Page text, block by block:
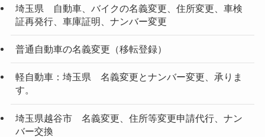
埼玉県 自動車、バイクの名義変更、住所変更、車検
証再発行、車庫証明、ナンバー変更
普通自動車の名義変更（移転登録）
軽自動車：埼玉県 名義変更とナンバー変更、承りま
す。
埼玉県越谷市 名義変更、住所等変更申請代行、ナン
バー交換